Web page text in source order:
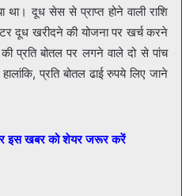
दूध सेस से प्राप्त होने वाली राशि
दूध खरीदने की योजना पर खर्च करने
प्रति बोतल पर लगने वाले दो से पांच
प्रति बोतल ढाई रुपये लिए जाने
इस खबर को शेयर जरूर करें